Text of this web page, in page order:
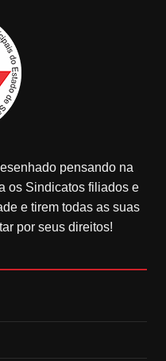
pensando na
os Sindicatos filiados e
e tirem todas as suas
por seus direitos!